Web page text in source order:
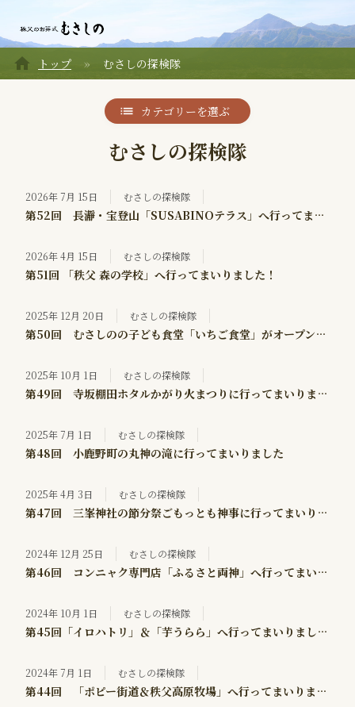
home トップ むさしの探検隊
カテゴリーを選ぶ
むさしの探検隊
2026年 7月 15日 むさしの探検隊
第52回 長瀞・宝登山「SUSABINOテラス」へ行ってまいりました！
2026年 4月 15日 むさしの探検隊
第51回 「秩父 森の学校」へ行ってまいりました！
2025年 12月 20日 むさしの探検隊
第50回 むさしのの子ども食堂「いちご食堂」がオープンしました！
2025年 10月 1日 むさしの探検隊
第49回 寺坂棚田ホタルかがり火まつりに行ってまいりました！
2025年 7月 1日 むさしの探検隊
第48回 小鹿野町の丸神の滝に行ってまいりました
2025年 4月 3日 むさしの探検隊
第47回 三峯神社の節分祭ごもっとも神事に行ってまいりました
2024年 12月 25日 むさしの探検隊
第46回 コンニャク専門店「ふるさと両神」へ行ってまいりました
2024年 10月 1日 むさしの探検隊
第45回「イロハトリ」＆「芋うらら」へ行ってまいりました！
2024年 7月 1日 むさしの探検隊
第44回 「ポピー街道＆秩父高原牧場」へ行ってまいりました！